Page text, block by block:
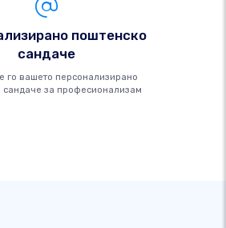
поштенско
сандаче
го вашето персонализирано
сандаче за професионализам